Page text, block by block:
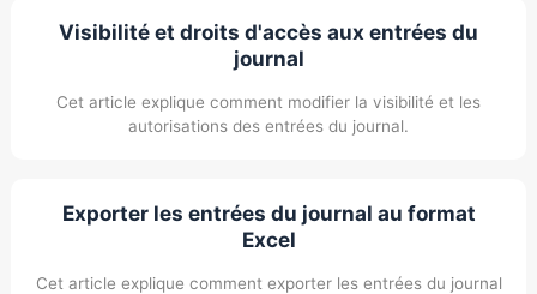
Visibilité et droits d'accès aux entrées du
journal
Cet article explique comment modifier la visibilité et les
autorisations des entrées du journal.
Exporter les entrées du journal au format
Excel
Cet article explique comment exporter les entrées du journal